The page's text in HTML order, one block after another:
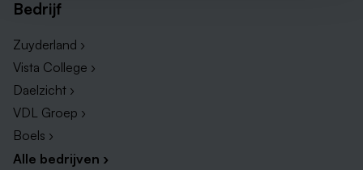
Bedrijf
Zuyderland ›
Vista College ›
Daelzicht ›
VDL Groep ›
Boels ›
Alle bedrijven ›